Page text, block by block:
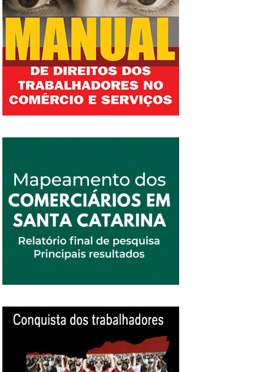
para tirar nossos direitos. Eles não passarão!
seus direitos e por uma vida digna! Não será
um colunista que vai nos intimidar! A nossa
história de resistência é muito mais forte do
que o cordão umbilical que une Moacir
Pereira com os coronéis da política
catarinense. O povo trabalhador não vai
trabalhar até morrer, estamos lutando pra isso
e cobrando dos deputados o voto contrário.
Mas se essa reforma da previdência for
quem são os cúmplices da retirada de direitos.
para o colunista Moacir Pereira, cúmplice das
reformas do Temer. A Central Única dos
Trabalhadores de Santa Catarina reconhece
todas as entidades sindicais e movimentos
março. Depois do dia 15 e da coluna do Moacir
Pereira no dia seguinte, confirmamos que
querem nos calar e mostrando ao povo que
barrar a retirada de direitos proposto por Temer
e defendido pelo Moacir...